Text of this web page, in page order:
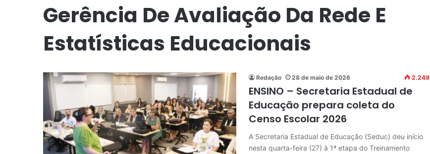
Gerência De Avaliação Da Rede E
Estatísticas Educacionais
Redação 28 de maio de 2026 2.249
ENSINO – Secretaria Estadual de
Educação prepara coleta do
Censo Escolar 2026
A Secretaria Estadual de Educação (Seduc) deu início
nesta quarta-feira (27) à 1ª etapa do Treinamento